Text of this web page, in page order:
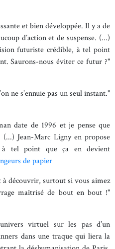
et bien développée. Il y a de
d’action et de suspense. (...)
futuriste crédible, à tel point
Saurons-nous éviter ce futur ?"
ne s’ennuie pas un seul instant."
date de 1996 et je pense que
Jean-Marc Ligny en propose
tel point que ça en devient
de papier
découvrir, surtout si vous aimez
maîtrisé de bout en bout !"
virtuel sur les pas d’un
dans une traque qui liera la